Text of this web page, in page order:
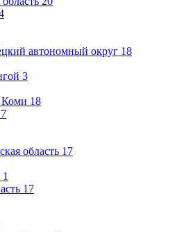
автономный округ 18
3
Коми 18
7
область 17
1
17